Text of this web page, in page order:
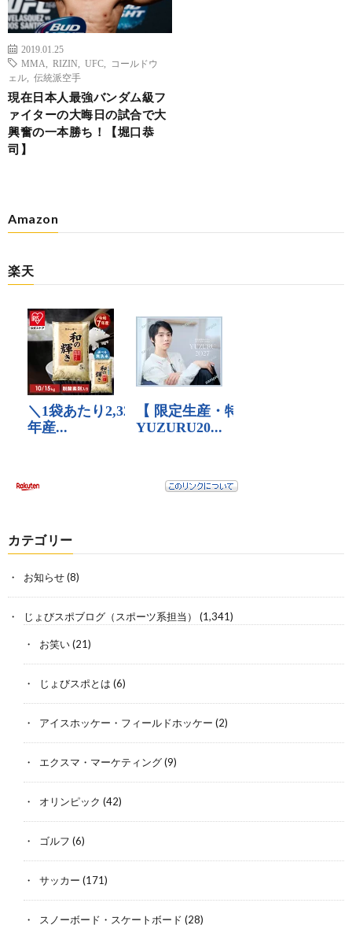
2019.01.25
MMA
RIZIN UFC
コールドウ
ェル
伝統派空手
現在日本人最強バンダム級フ
ァイターの大晦日の試合で大
興奮の一本勝ち！【堀口恭
司】
Amazon
楽天
カテゴリー
お知らせ(8)
じょびスポブログ（スポーツ系担当） (1,341)
お笑い(21)
じょびスポとは (6)
アイスホッケー・フィールドホッケー (2)
エクスマ・マーケティング(9)
オリンピック (42)
ゴルフ (6)
サッカー (171)
スノーボード・スケートボード (28)